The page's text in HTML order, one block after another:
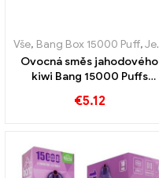
Vše, Bang Box 15000 Puff,Jednorázové e-cigarety Švédsko
Ovocná směs jahodového
kiwi Bang 15000 Puffs
€5.12